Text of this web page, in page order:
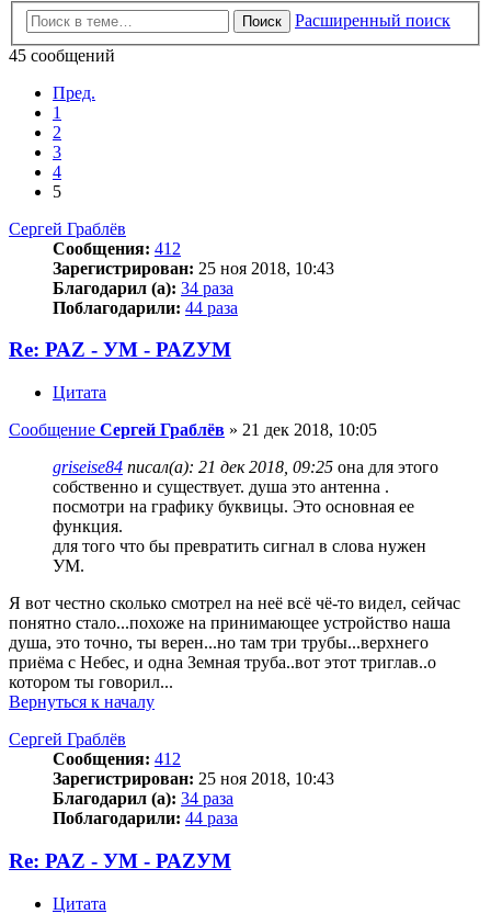
Поиск
Расширенный поиск
45 сообщений
Пред.
1
2
3
4
5
Сергей Граблёв
Сообщения: 412
Зарегистрирован: 25 ноя 2018, 10:43
Благодарил (а): 34 раза
Поблагодарили: 44 раза
Re: РАZ - УМ - РАZУМ
Цитата
Сообщение Сергей Граблёв » 21 дек 2018, 10:05
griseise84 писал(а): 21 дек 2018, 09:25 она для этого
собственно и существует. душа это антенна .
посмотри на графику буквицы. Это основная ее
функция.
для того что бы превратить сигнал в слова нужен
УМ.
Я вот честно сколько смотрел на неё всё чё-то видел, сейчас
понятно стало...похоже на принимающее устройство наша
душа, это точно, ты верен...но там три трубы...верхнего
приёма с Небес, и одна Земная труба..вот этот триглав..о
котором ты говорил...
Вернуться к началу
Сергей Граблёв
Сообщения: 412
Зарегистрирован: 25 ноя 2018, 10:43
Благодарил (а): 34 раза
Поблагодарили: 44 раза
Re: РАZ - УМ - РАZУМ
Цитата